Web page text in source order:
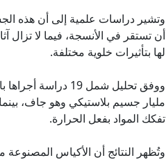
وتشير دراسات علمية إلى أن هذه
أن تستقر في الأنسجة، فيما لا تزال
لها بتأثيرات خلوية مختلفة.
تفكك المواد بفعل الحرارة.